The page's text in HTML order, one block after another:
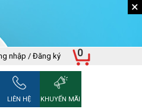
×
nhập / Đăng ký
LIÊN HỆ KHUYẾN MÃI
0